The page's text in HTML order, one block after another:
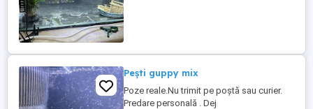
Pești guppy mix
Poze reale.Nu trimit pe poștă sau curier.
Predare personală . Dej